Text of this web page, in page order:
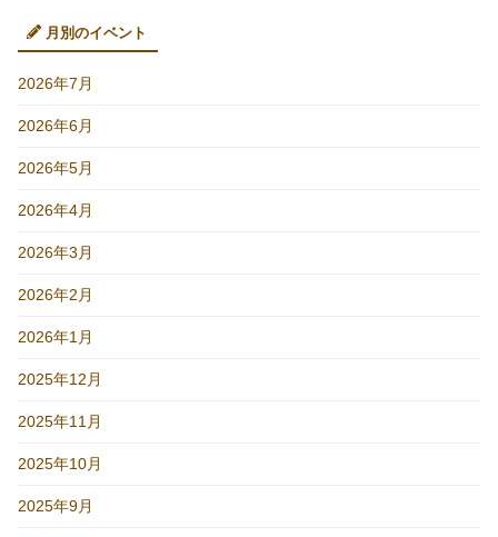
月別のイベント
2026年7月
2026年6月
2026年5月
2026年4月
2026年3月
2026年2月
2026年1月
2025年12月
2025年11月
2025年10月
2025年9月